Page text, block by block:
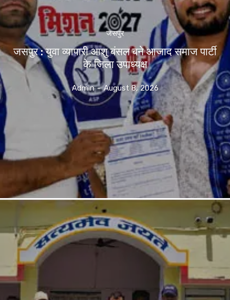
जसपुर
जसपुर : युवा व्यापारी आशु बंसल बने आजाद समाज पार्टी
के जिला उपाध्यक्ष
Admin - August 8, 2026